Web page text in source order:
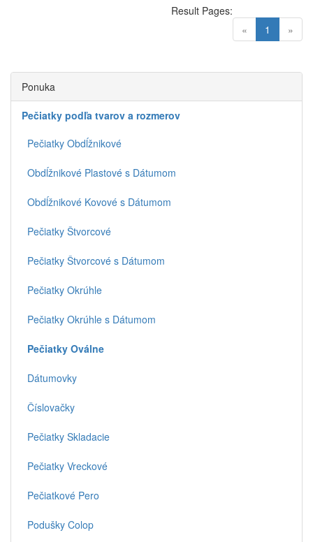
« 1 (current)
»
Result Pages:
Ponuka
Pečiatky podľa tvarov a rozmerov
Pečiatky Obdĺžnikové
Obdĺžnikové Plastové s Dátumom
Obdĺžnikové Kovové s Dátumom
Pečiatky Štvorcové
Pečiatky Štvorcové s Dátumom
Pečiatky Okrúhle
Pečiatky Okrúhle s Dátumom
Pečiatky Oválne
Dátumovky
Číslovačky
Pečiatky Skladacie
Pečiatky Vreckové
Pečiatkové Pero
Podušky Colop